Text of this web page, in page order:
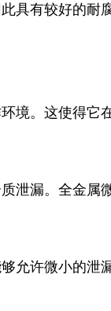
具有较好的
。这使得它
漏。全金属
许微小的